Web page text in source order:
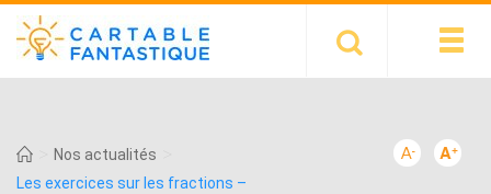
Nos actualités
Les exercices sur les fractions –